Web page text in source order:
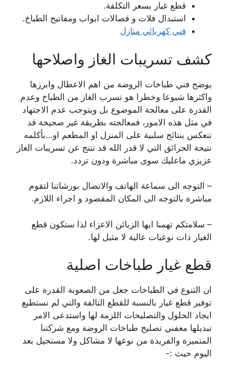
قطع غيار بسعر التكلفة.
استبدال فلات و فصالات ابواب ومفاتيح الطباخ.
فني كهربائي منازل
كشف تسريبات الغاز واصلاحها
يوضح فني طباخات الروضة من اهم الاعطال وابرزها
واكثرها شيوعا وخطرا هو تسرب الغاز من الطباخ وعدم
القدرة على معالجة الموضوع بل ويتوجب عدم الاجتهاد
في مثل هذه الامور، فمعالجته بطريقة غير صحيحة قد
تنعكس بنتائج سلبية على المنزل او المطعم او…بأكلمه
نتيحة الحرائق التي لا قدر الله قد تنتج عن تسريبات الغاز
عزيزي ماعليك سوى مباشرة ودون تردد.
– التوجه الى سماعة الهاتف والاتصال بورشاتنا لتقوم
مباشرة بالتوجه الى المكان المقصود و اجراء اللازم.
– سلامتكم تهمنا ايها الزبائن الاعزاء لذا ستكون قطع
الغيار ذات نوعيات عالية لا مثيل لها.
قطع غيار طباخات اصلية
ان التنوع في الطباخات جعل من الصعوبة القدرة على
توفير قطع غيار بالنسبة للقطع التالفة والتي لم نستطيع
ايجاد الحلول والتصليحات اللزمة لها واستدعى الامر
تبديلها معفني تصليح طباخات الروضة ومع شركتنا
المتميزة والفريدة من نوعها لا مشاكل ولا مستحيل بعد
اليوم حيث :-